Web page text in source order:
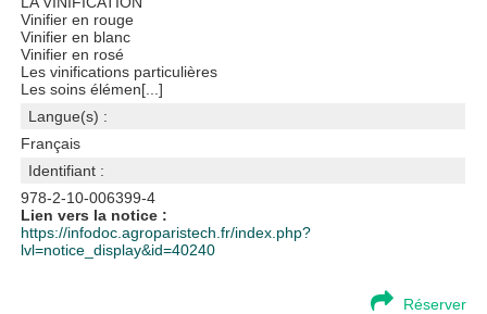
Vinifier en rouge
Vinifier en blanc
Vinifier en rosé
Les vinifications particulières
Les soins élémen[...]
Langue(s) :
Français
Identifiant :
978-2-10-006399-4
Lien vers la notice :
https://infodoc.agroparistech.fr/index.php?
lvl=notice_display&id=40240
Réserver